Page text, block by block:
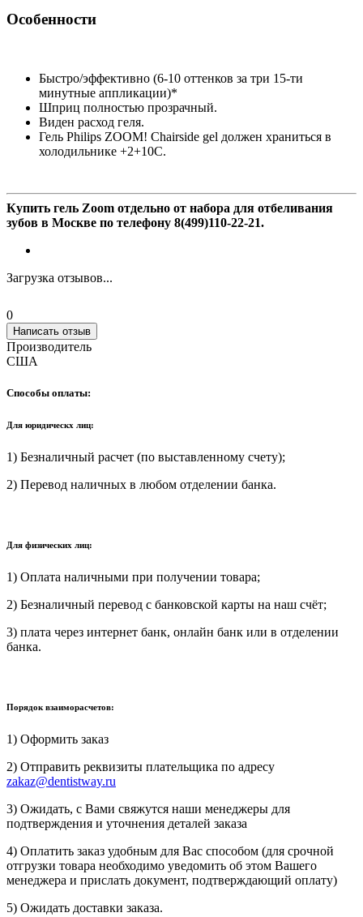
Особенности
Быстро/эффективно (6-10 оттенков за три 15-ти
минутные аппликации)*
Шприц полностью прозрачный.
Виден расход геля.
Гель Philips ZOOM! Chairside gel должен храниться в
холодильнике +2+10С.
Купить гель Zoom отдельно от набора для отбеливания
зубов в Москве по телефону 8(499)110-22-21.
Загрузка отзывов...
0
Написать отзыв
Производитель
США
Способы оплаты:
Для юридическх лиц:
1) Безналичный расчет (по выставленному счету);
2) Перевод наличных в любом отделении банка.
Для физических лиц:
1) Оплата наличными при получении товара;
2) Безналичный перевод с банковской карты на наш счёт;
3) плата через интернет банк, онлайн банк или в отделении
банка.
Порядок взаиморасчетов:
1) Оформить заказ
2) Отправить реквизиты плательщика по адресу
zakaz@dentistway.ru
3) Ожидать, с Вами свяжутся наши менеджеры для
подтверждения и уточнения деталей заказа
4) Оплатить заказ удобным для Вас способом (для срочной
отгрузки товара необходимо уведомить об этом Вашего
менеджера и прислать документ, подтверждающий оплату)
5) Ожидать доставки заказа.